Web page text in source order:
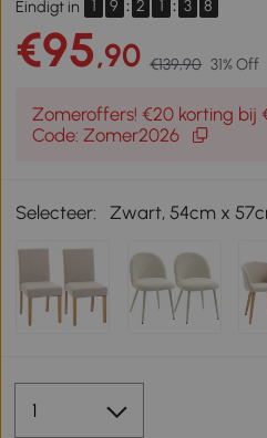
Eindigt in 1 9 : 2 1 : 3 7
€95,90 €139,90 31% Off
Zomeroffers! €20 korting bij
Code: Zomer2026
Selecteer: Zwart, 54cm x